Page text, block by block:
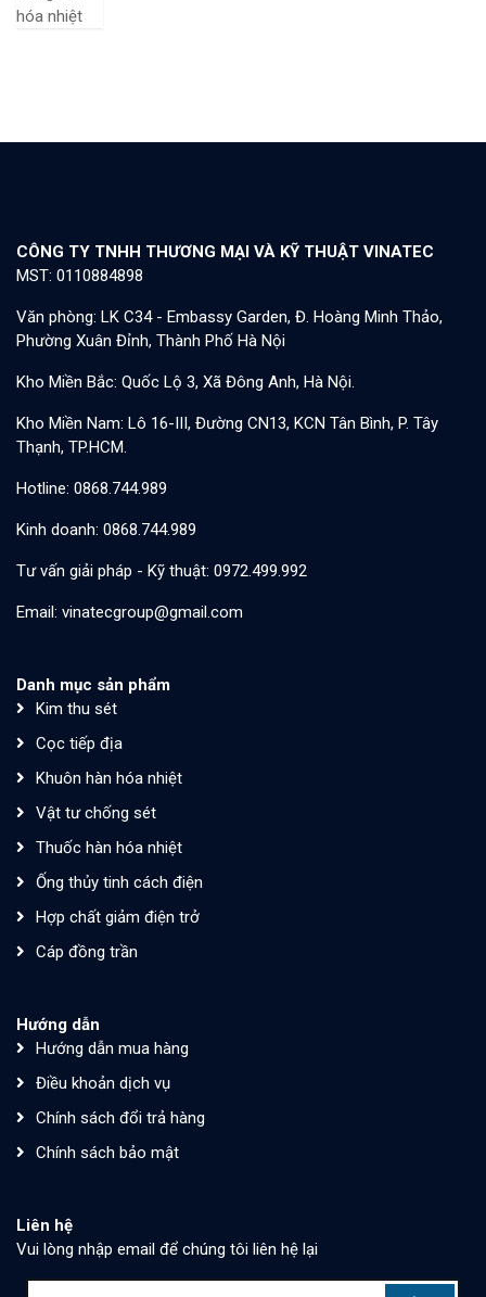
CÔNG TY TNHH THƯƠNG MẠI VÀ KỸ THUẬT VINATEC
MST: 0110884898
Văn phòng: LK C34 - Embassy Garden, Đ. Hoàng Minh Thảo,
Phường Xuân Đỉnh, Thành Phố Hà Nội
Kho Miền Bắc: Quốc Lộ 3, Xã Đông Anh, Hà Nội.
Kho Miền Nam: Lô 16-III, Đường CN13, KCN Tân Bình, P. Tây
Thạnh, TP.HCM.
Hotline: 0868.744.989
Kinh doanh: 0868.744.989
Tư vấn giải pháp - Kỹ thuật: 0972.499.992
Email: vinatecgroup@gmail.com
Danh mục sản phẩm
Kim thu sét
Cọc tiếp địa
Khuôn hàn hóa nhiệt
Vật tư chống sét
Thuốc hàn hóa nhiệt
Ống thủy tinh cách điện
Hợp chất giảm điện trở
Cáp đồng trần
Hướng dẫn
Hướng dẫn mua hàng
Điều khoản dịch vụ
Chính sách đổi trả hàng
Chính sách bảo mật
Liên hệ
Vui lòng nhập email để chúng tôi liên hệ lại